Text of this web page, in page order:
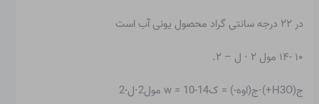
در ۲۲ درجه سانتی گراد محصول یونی آب است
۱۰ -۱۴ مول ۲ ⋅ ل – ۲.
ج(H3O+)⋅ج(اوه-) = کw = 10-14 مول2⋅ل-2